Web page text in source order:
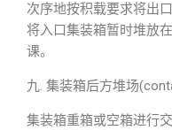
次序地按积载要求将出
将入口集装箱暂时堆放
课。
九. 集装箱后方堆场
集装箱重箱或空箱进行